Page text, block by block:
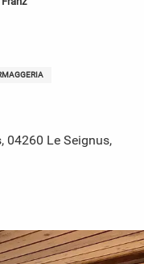
04260 Le Seignus,